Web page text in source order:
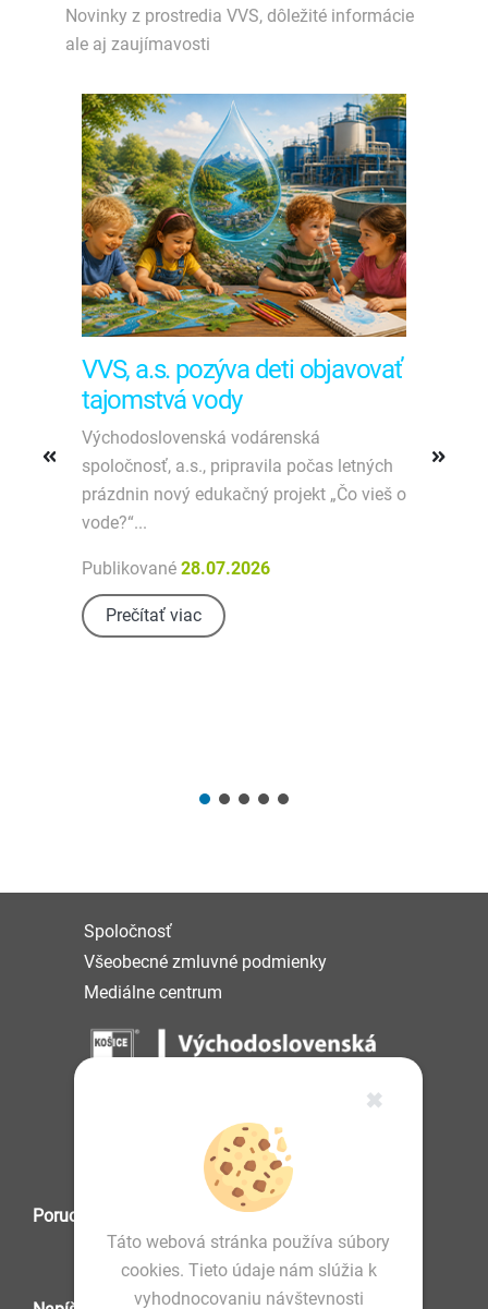
Novinky z prostredia VVS, dôležité informácie
ale aj zaujímavosti
VVS, a.s. pozýva deti objavovať
tajomstvá vody
Východoslovenská vodárenská
spoločnosť, a.s., pripravila počas letných
prázdnin nový edukačný projekt „Čo vieš o
vode?“...
Publikované 28.07.2026
Prečítať viac
Spoločnosť
Všeobecné zmluvné podmienky
Mediálne centrum
IČO: 36 570 460
Poruchová služba
✖
Táto webová stránka používa súbory
cookies. Tieto údaje nám slúžia k
vyhodnocovaniu návštevnosti